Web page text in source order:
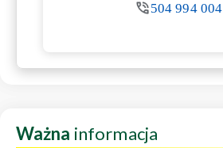
504 994 004
Ważna informacja